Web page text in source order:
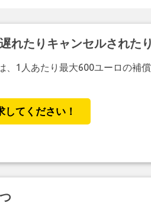
れたりキャンセルされた
、1人あたり最大600ユーロの補
してください！